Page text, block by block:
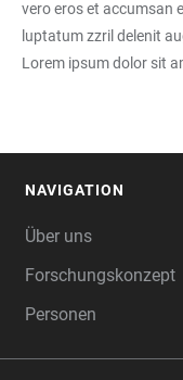
vero eros et accumsan
luptatum zzril delenit
Lorem ipsum dolor sit
NAVIGATION
Über uns
Forschungskonzept
Personen